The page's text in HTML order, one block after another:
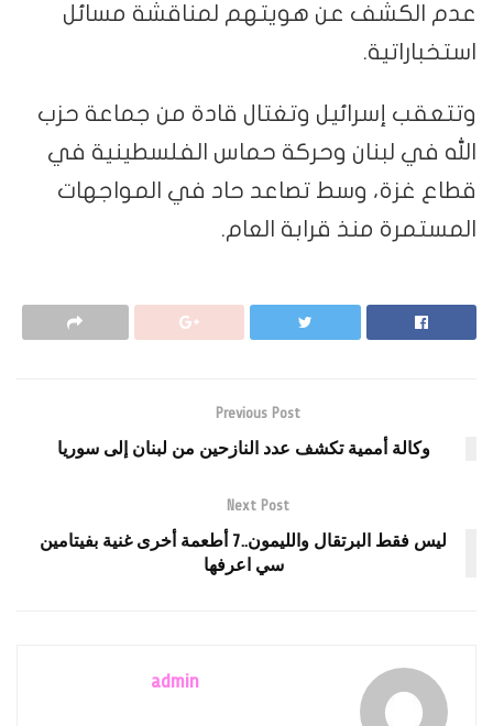
عدم الكشف عن هويتهم لمناقشة مسائل
استخباراتية.
وتتعقب إسرائيل وتغتال قادة من جماعة حزب
الله في لبنان وحركة حماس الفلسطينية في
قطاع غزة، وسط تصاعد حاد في المواجهات
المستمرة منذ قرابة العام.
Previous Post
وكالة أممية تكشف عدد النازحين من لبنان إلى سوريا
Next Post
ليس فقط البرتقال والليمون..7 أطعمة أخرى غنية بفيتامين
سي اعرفها
admin